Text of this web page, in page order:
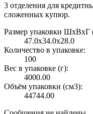
3 отделения для
сложенных купюр.
Размер упаковки ШxВxГ
47.0x34.0x28.0
Количество в упаковке:
100
Вес в упаковке (г):
4000.00
Объём упаковки (см3):
44744.00